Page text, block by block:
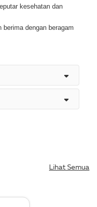
kesehatan dan
dengan beragam
Lihat Semua